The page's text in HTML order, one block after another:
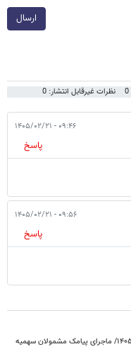
ارسال
نظرات غیرقابل انتشار: 0
۰۹:۴۶ - ۱۴۰۵/۰۲/۲۱
پاسخ
۰۹:۵۶ - ۱۴۰۵/۰۲/۲۱
پاسخ
توضیحات رییس سازمان سنجش درباره برگزاری کنکور ۱۴۰۵/ ماجرای پیامک مشمولان سهمیه